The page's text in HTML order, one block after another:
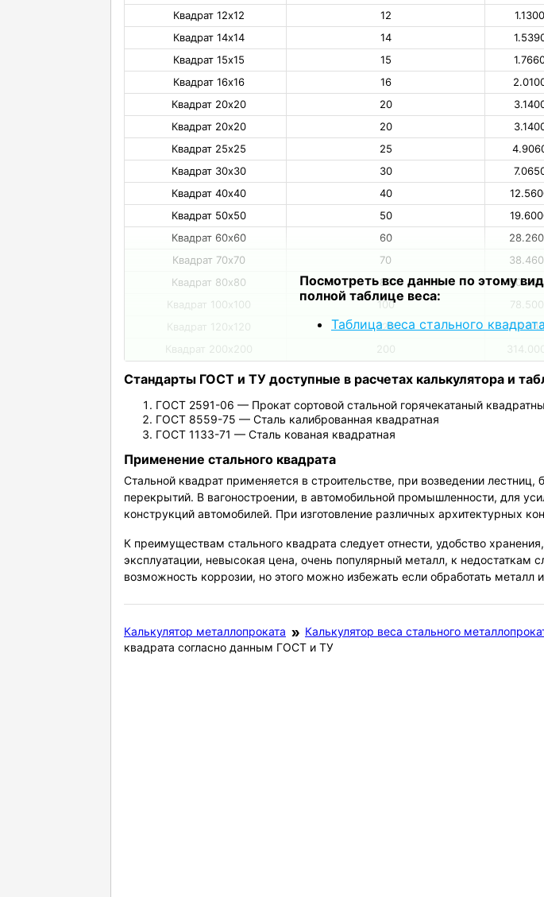
Квадрат 12х12
12
Квадрат 14х14
14
Квадрат 15х15
15
Квадрат 16х16
16
Квадрат 20х20
20
Квадрат 20х20
20
Квадрат 25х25
25
Квадрат 30х30
30
Квадрат 40х40
40
Квадрат 50х50
50
Квадрат 60х60
60
Квадрат 70х70
70
Квадрат 80х80
80
Квадрат 100х100
100
Квадрат 120х120
120
Квадрат 200х200
200
Посмотреть все данные по этому
полной таблице веса:
Таблица веса стального квадрата
Стандарты ГОСТ и ТУ доступные в расчетах калькулятора и
ГОСТ 2591-06 — Прокат сортовой стальной горячекатаный
ГОСТ 8559-75 — Сталь калиброванная квадратная
ГОСТ 1133-71 — Сталь кованая квадратная
Применение стального квадрата
Стальной квадрат применяется в строительстве, при возведении лестниц,
перекрытий. В вагоностроении, в автомобильной промышленности, для
конструкций автомобилей. При изготовление различных архитектурных
К преимуществам стального квадрата следует отнести, удобство
эксплуатации, невысокая цена, очень популярный металл, к недостаткам
возможность коррозии, но этого можно избежать если обработать металл
Калькулятор металлопроката Калькулятор веса стального
квадрата согласно данным ГОСТ и ТУ